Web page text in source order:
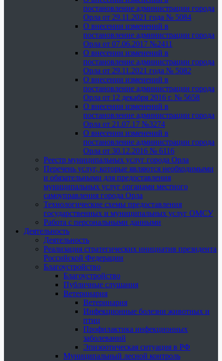
постановление администрации города
Орла от 29.11.2021 года № 5084
О внесении изменений в
постановление администрации города
Орла от 07.06.2017 №2411
О внесении изменений в
постановление администрации города
Орла от 29.11.2021 года № 5082
О внесении изменений в
постановление администрации города
Орла от 12 декабря 2016 г. № 5658
О внесении изменений в
постановление администрации города
Орла от 21.07.17 №3274
О внесении изменений в
постановление администрации города
Орла от 30.12.2016 № 6116
Реестр муниципальных услуг города Орла
Перечень услуг, которые являются необходимыми
и обязательными для предоставления
муниципальных услуг органами местного
самоуправления города Орла
Технологические схемы предоставления
государственных и муниципальных услуг ОМСУ
Работа с персональными данными
Деятельность
Деятельность
Реализация стратегических инициатив президента
Российской Федерации
Благоустройство
Благоустройство
Публичные слушания
Ветеринария
Ветеринария
Инфекционные болезни животных и
птиц
Профилактика инфекционных
заболеваний
Эпизоотическая ситуация в РФ
Муниципальный лесной контроль